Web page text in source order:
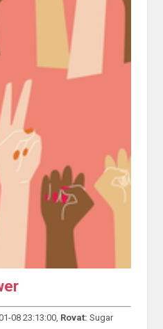
08 23:13:00, Rovat: Sugar